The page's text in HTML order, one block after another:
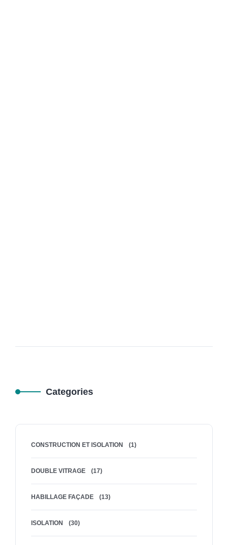
Categories
CONSTRUCTION ET ISOLATION (1)
DOUBLE VITRAGE (17)
HABILLAGE FAÇADE (13)
ISOLATION (30)